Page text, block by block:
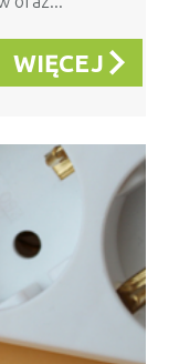
WIĘCEJ